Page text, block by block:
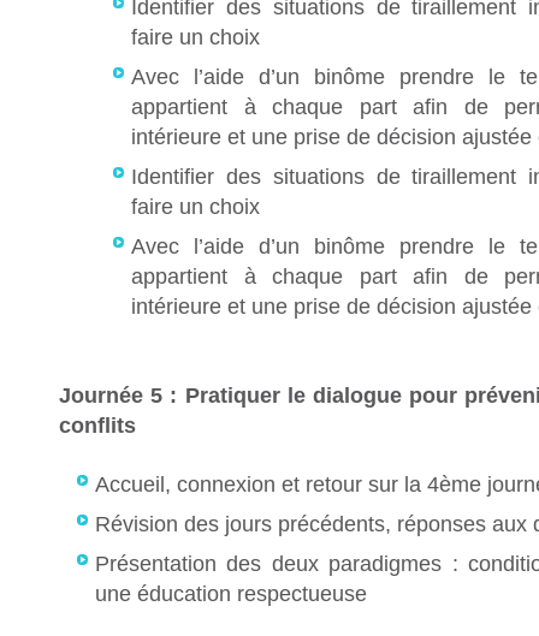
Identifier des situations de tiraillement
faire un choix
Avec l’aide d’un binôme prendre le
appartient à chaque part afin de
intérieure et une prise de décision
Identifier des situations de tiraillement
faire un choix
Avec l’aide d’un binôme prendre le
appartient à chaque part afin de
intérieure et une prise de décision
Journée 5 : Pratiquer le dialogue pour
conflits
Accueil, connexion et retour sur la 4ème
Révision des jours précédents, réponses aux
Présentation des deux paradigmes :
une éducation respectueuse